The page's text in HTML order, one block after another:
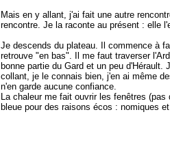
Mais en y allant, j'ai fait une autre
rencontre. Je la raconte au présent : elle
Je descends du plateau. Il commence à
retrouve "en bas". Il me faut traverser
bonne partie du Gard et un peu d'Hérault.
collant, je le connais bien, j'en ai même
n'en garde aucune confiance.
La chaleur me fait ouvrir les fenêtres
bleue pour des raisons écos : nomiques et